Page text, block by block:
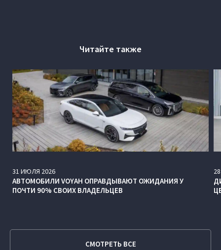
Читайте также
31 ИЮЛЯ 2026
АВТОМОБИЛИ VOYAH ОПРАВДЫВАЮТ ОЖИДАНИЯ У
ПОЧТИ 90% СВОИХ ВЛАДЕЛЬЦЕВ
28
СМОТРЕТЬ ВСЕ